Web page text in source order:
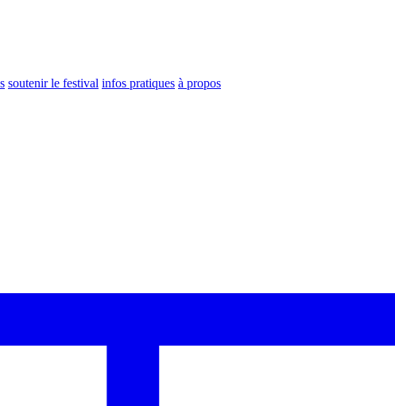
soutenir le festival infos pratiques à propos